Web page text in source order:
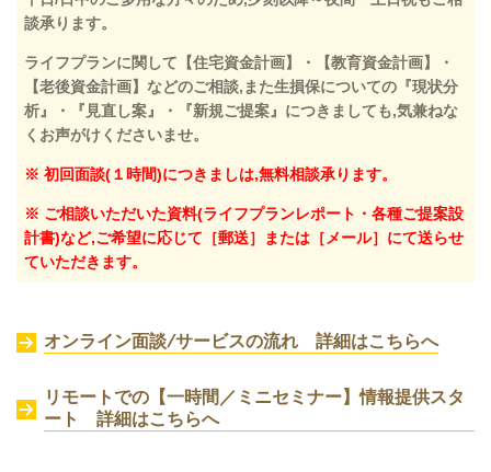
談承ります。
ライフプランに関して【住宅資金計画】・【教育資金計画】・
【老後資金計画】などのご相談,また生損保についての『現状分
析』・『見直し案』・『新規ご提案』につきましても,気兼ねな
くお声がけくださいませ。
※ 初回面談(１時間)につきましは,無料相談承ります。
※ ご相談いただいた資料(ライフプランレポート・各種ご提案設
計書)など,ご希望に応じて［郵送］または［メール］にて送らせ
ていただきます。
オンライン面談/サービスの流れ 詳細はこちらへ
リモートでの【一時間／ミニセミナー】情報提供スタ
ート 詳細はこちらへ